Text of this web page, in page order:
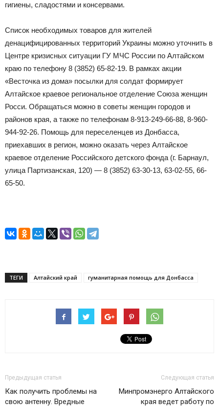
гигиены, сладостями и консервами.
Список необходимых товаров для жителей
денацифицированных территорий Украины можно уточнить в
Центре кризисных ситуации ГУ МЧС России по Алтайском
краю по телефону 8 (3852) 65-82-19. В рамках акции
«Весточка из дома» посылки для солдат формирует
Алтайское краевое региональное отделение Союза женщин
Росси. Обращаться можно в советы женщин городов и
районов края, а также по телефонам 8-913-249-66-88, 8-960-
944-92-26. Помощь для переселенцев из Донбасса,
приехавших в регион, можно оказать через Алтайское
краевое отделение Российского детского фонда (г. Барнаул,
улица Партизанская, 120) — 8 (3852) 63-30-13, 63-02-55, 66-
65-50.
ТЕГИ Алтайский край гуманитарная помощь для Донбасса
Предыдущая статья
Как получить проблемы на
свою антенну. Вредные
Следующая статья
Минпромэнерго Алтайского
края ведет работу по